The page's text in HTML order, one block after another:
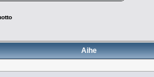
Aihe